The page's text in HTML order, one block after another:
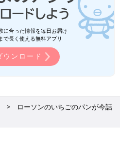
に合った情報を毎日お届け
で長く使える無料アプリ
ウンロード
ローソンのいちごのパンが今話